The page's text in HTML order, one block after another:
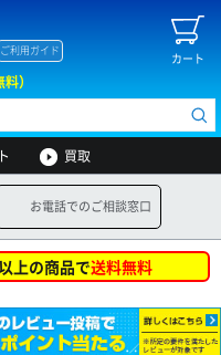
カート
ご利用ガイド
）
買取
お電話でのご相談窓口
上の商品で送料無料